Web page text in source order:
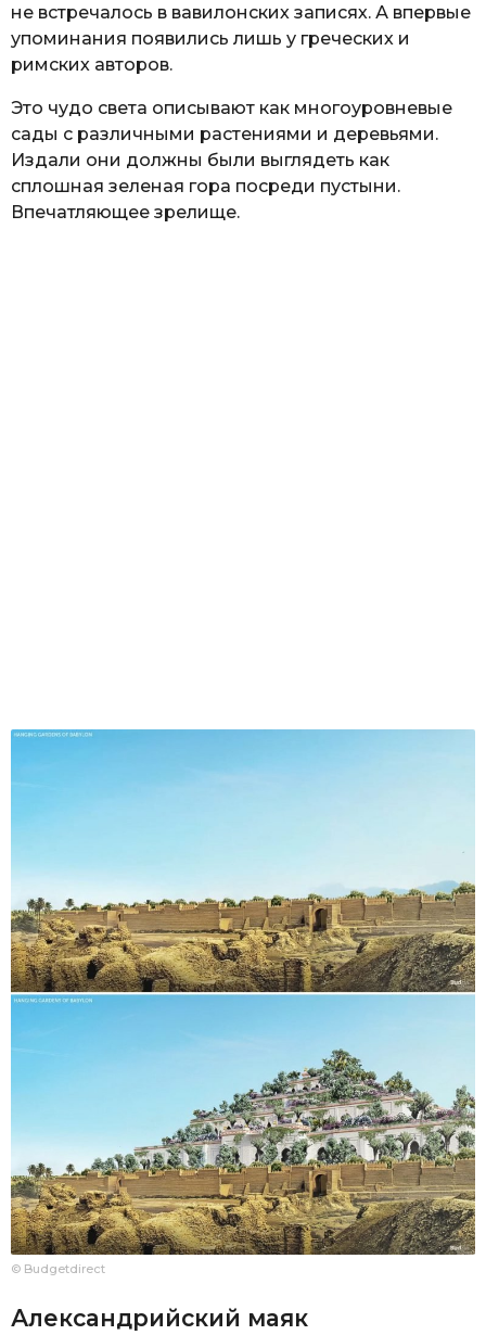
не встречалось в вавилонских записях. А впервые
упоминания появились лишь у греческих и
римских авторов.
Это чудо света описывают как многоуровневые
сады с различными растениями и деревьями.
Издали они должны были выглядеть как
сплошная зеленая гора посреди пустыни.
Впечатляющее зрелище.
© Budgetdirect
Александрийский маяк